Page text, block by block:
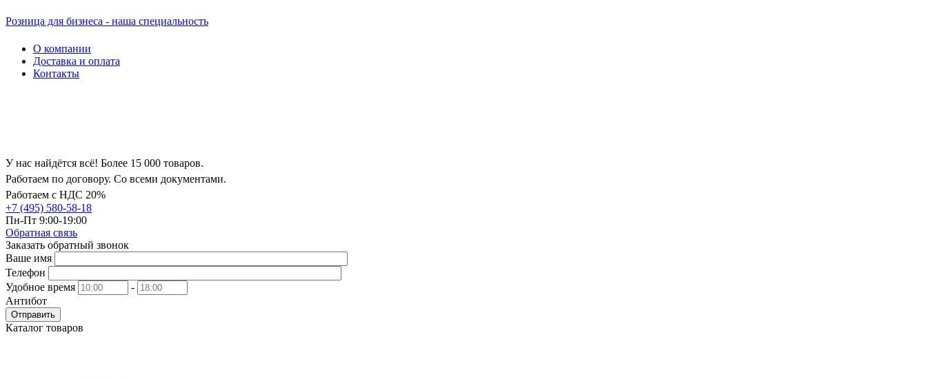
Розница для бизнеса - наша специальность
О компании
Доставка и оплата
Контакты
У нас найдётся всё! Более 15 000 товаров.
Работаем по договору. Со всеми документами.
Работаем с НДС 20%
+7 (495) 580-58-18
Пн-Пт 9:00-19:00
Обратная связь
Заказать обратный звонок
Ваше имя
Телефон
Удобное время
-
Антибот
Отправить
Каталог товаров